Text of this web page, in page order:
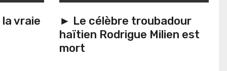
vraie
► Le célèbre troubadour
haïtien Rodrigue Milien est
mort